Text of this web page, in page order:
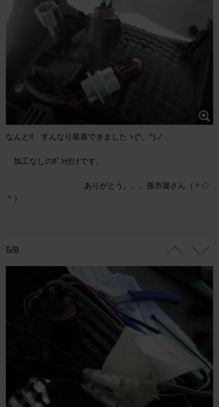
なんと!! すんなり装着できましたヽ(^。^)ノ
加工なしのﾎﾟﾝ付けです。
ありがとう。。。孫市屋さん（＾◇
＾）
5/8